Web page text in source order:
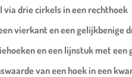
via drie cirkels in een rechthoek
vierkant en een gelijkbenige
en een lijnstuk met een
van een hoek in een